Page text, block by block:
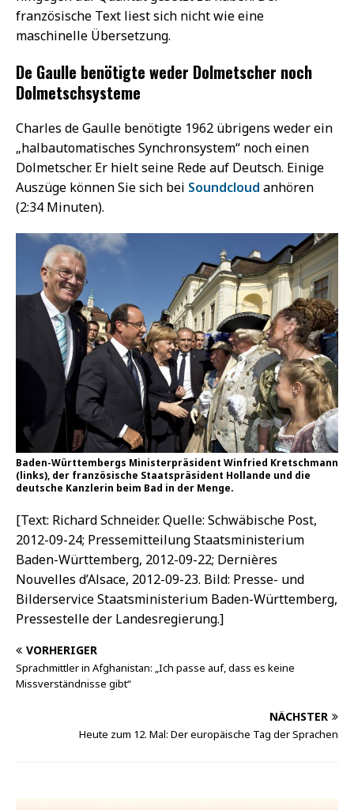
französische Text liest sich nicht wie eine
maschinelle Übersetzung.
De Gaulle benötigte weder Dolmetscher noch
Dolmetschsysteme
Charles de Gaulle benötigte 1962 übrigens weder ein
„halbautomatisches Synchronsystem“ noch einen
Dolmetscher. Er hielt seine Rede auf Deutsch. Einige
Auszüge können Sie sich bei Soundcloud anhören
(2:34 Minuten).
Baden-Württembergs Ministerpräsident Winfried Kretschmann
(links), der französische Staatspräsident Hollande und die
deutsche Kanzlerin beim Bad in der Menge.
[Text: Richard Schneider. Quelle: Schwäbische Post,
2012-09-24; Pressemitteilung Staatsministerium
Baden-Württemberg, 2012-09-22; Dernières
Nouvelles d’Alsace, 2012-09-23. Bild: Presse- und
Bilderservice Staatsministerium Baden-Württemberg,
Pressestelle der Landesregierung.]
VORHERIGER
Sprachmittler in Afghanistan: „Ich passe auf, dass es keine
Missverständnisse gibt“
NÄCHSTER
Heute zum 12. Mal: Der europäische Tag der Sprachen